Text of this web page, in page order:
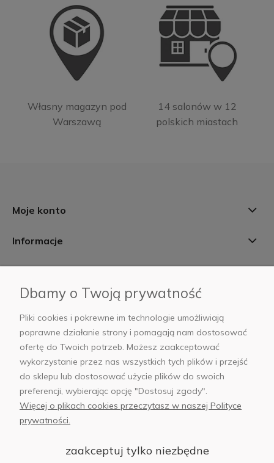
Własny magazyn pod
Warszawą
14 salonów w 12
polskich miastach
Moje konto
Informacje
AB Foto
sklep@abfoto.pl
+48 797 971 275
Dbamy o Twoją prywatność
Pliki cookies i pokrewne im technologie umożliwiają
poprawne działanie strony i pomagają nam dostosować
ofertę do Twoich potrzeb. Możesz zaakceptować
wykorzystanie przez nas wszystkich tych plików i przejść
do sklepu lub dostosować użycie plików do swoich
preferencji, wybierając opcję "Dostosuj zgody".
Więcej o plikach cookies przeczytasz w naszej Polityce
prywatności.
zaakceptuj tylko niezbędne